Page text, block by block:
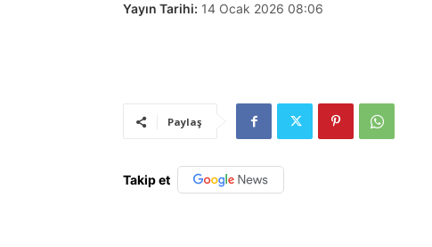
Yayın Tarihi: 14 Ocak 2026 08:06
Paylaş
Takip et